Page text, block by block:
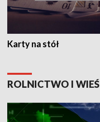
Karty na stół
ROLNICTWO I WIEŚ